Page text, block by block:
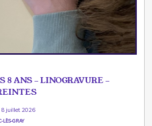
8 ANS - LINOGRAVURE -
8 juillet 2026
LÈS-GRAY